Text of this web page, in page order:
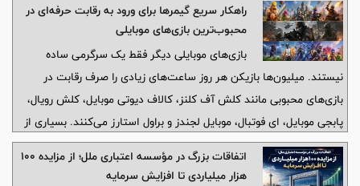
راهکار سریع گیمرها برای ورود به رقابت حرفه‌ای در
محبوب‌ترین بازی‌های موبایلی
بازی‌های موبایلی دیگر فقط یک سرگرمی ساده
نیستند. میلیون‌ها بازیکن هر روز ساعت‌های زیادی را صرف رقابت در
بازی‌های محبوبی مانند کلش آف کلنز، کالاف دیوتی موبایل، کلش رویال،
پابجی موبایل، ای فوتبال، موبایل لجندز و براول استارز می‌کنند. بسیاری از
گیمرها علاقه دارند بدون اتلاف زمان و عبور از مراحل ابتدایی، مستقیماً
وارد رقابت‌های جدی و سطح بالا شوند.
اتفاقات بزرگ در مؤسسه اعتباری ملل؛ از مزایده ۱۰۰
هزار میلیاردی تا افزایش سرمایه